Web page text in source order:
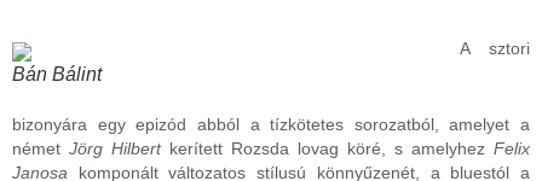
Bán Bálint
A sztori
bizonyára egy epizód abból a tízkötetes sorozatból, amelyet a
német Jörg Hilbertkerített Rozsda lovag köré, s amelyhez Felix
Janosa komponált változatos stílusú könnyűzenét, a bluestól a